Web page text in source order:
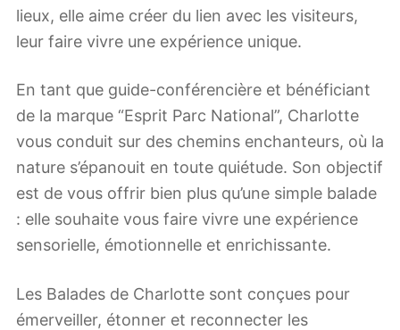
lieux, elle aime créer du lien avec les visiteurs,
leur faire vivre une expérience unique.
En tant que guide-conférencière et bénéficiant
de la marque “Esprit Parc National”, Charlotte
vous conduit sur des chemins enchanteurs, où la
nature s’épanouit en toute quiétude. Son objectif
est de vous offrir bien plus qu’une simple balade
: elle souhaite vous faire vivre une expérience
sensorielle, émotionnelle et enrichissante.
Les Balades de Charlotte sont conçues pour
émerveiller, étonner et reconnecter les